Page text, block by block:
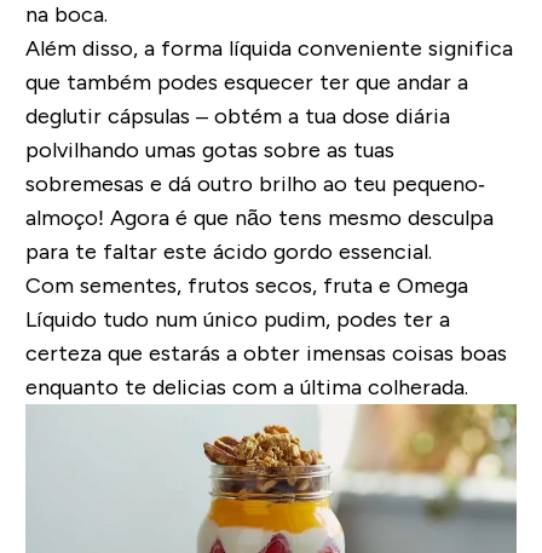
na boca.
Além disso, a forma líquida conveniente significa
que também podes esquecer ter que andar a
deglutir cápsulas – obtém a tua dose diária
polvilhando umas gotas sobre as tuas
sobremesas e dá outro brilho ao teu pequeno‐
almoço! Agora é que não tens mesmo desculpa
para te faltar este ácido gordo essencial.
Com sementes, frutos secos, fruta e Omega
Líquido tudo num único pudim, podes ter a
certeza que estarás a obter imensas coisas boas
enquanto te delicias com a última colherada.